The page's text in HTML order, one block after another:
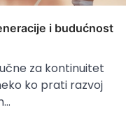
i budućnost
za kontinuitet
ko prati razvoj